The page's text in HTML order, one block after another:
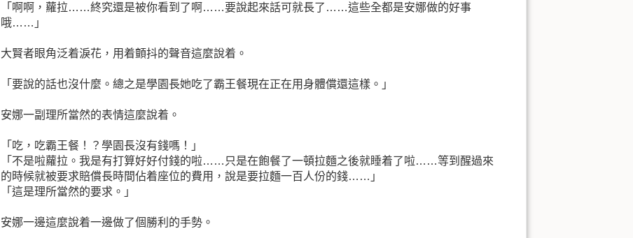
「啊啊，蘿拉……終究還是被你看到了啊……要說起來話可就長了……這些全都是安娜做的好事
哦……」
大賢者眼角泛着淚花，用着顫抖的聲音這麼說着。
「要說的話也沒什麼。總之是學園長她吃了霸王餐現在正在用身體償還這樣。」
安娜一副理所當然的表情這麼說着。
「吃，吃霸王餐！？學園長沒有錢嗎！」
「不是啦蘿拉。我是有打算好好付錢的啦……只是在飽餐了一頓拉麵之後就睡着了啦……等到醒過來
的時候就被要求賠償長時間佔着座位的費用，說是要拉麵一百人份的錢……」
「這是理所當然的要求。」
安娜一邊這麼說着一邊做了個勝利的手勢。